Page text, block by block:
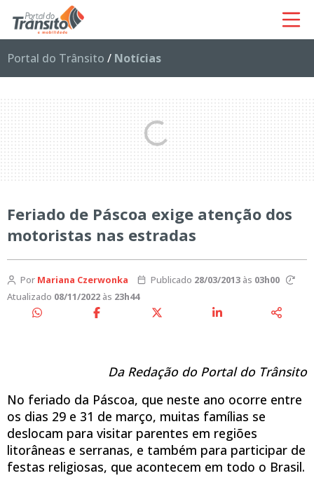
Portal do Trânsito / Notícias
Feriado de Páscoa exige atenção dos
motoristas nas estradas
Por Mariana Czerwonka Publicado 28/03/2013às 03h00
Atualizado 08/11/2022 às 23h44
Da Redação do Portal do Trânsito
No feriado da Páscoa, que neste ano ocorre entre
os dias 29 e 31 de março, muitas famílias se
deslocam para visitar parentes em regiões
litorâneas e serranas, e também para participar de
festas religiosas, que acontecem em todo o Brasil.